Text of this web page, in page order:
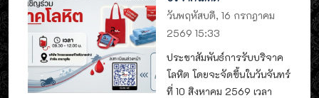
วันพฤหัสบดี, 16 กรกฎาคม
2569 15:33
ประชาสัมพันธ์การรับบริจาค
โลหิต โดยจะจัดขึ้นในวันจันทร์
ที่ 10 สิงหาคม 2569 เวลา